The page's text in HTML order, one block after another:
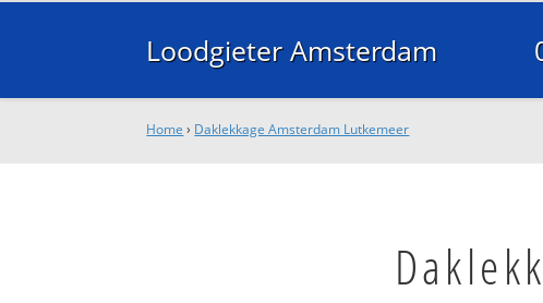
Loodgieter Amsterdam
Home › Daklekkage Amsterdam Lutkemeer